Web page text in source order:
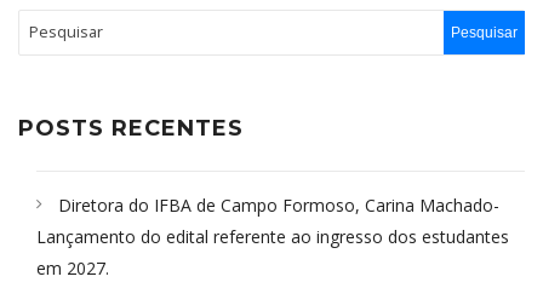
POSTS RECENTES
Diretora do IFBA de Campo Formoso, Carina Machado-
Lançamento do edital referente ao ingresso dos estudantes
em 2027.